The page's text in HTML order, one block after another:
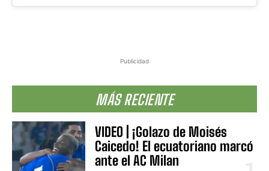
Publicidad
MÁS RECIENTE
VIDEO | ¡Golazo de Moisés
Caicedo! El ecuatoriano marcó
ante el AC Milan